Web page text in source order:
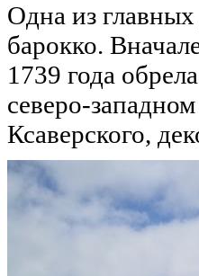
Одна из
барокко.
1739 года
северо-
Ксаверского,